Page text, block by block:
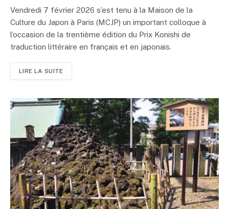
Vendredi 7 février 2026 s’est tenu à la Maison de la
Culture du Japon à Paris (MCJP) un important colloque à
l’occasion de la trentième édition du Prix Konishi de
traduction littéraire en français et en japonais.
LIRE LA SUITE